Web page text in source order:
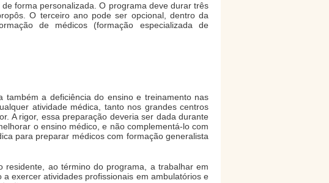
forma personalizada. O programa deve durar três
O terceiro ano pode ser opcional, dentro da
de médicos (formação especializada de
também a deficiência do ensino e treinamento nas
atividade médica, tanto nos grandes centros
A rigor, essa preparação deveria ser dada durante
o ensino médico, e não complementá-lo com
para preparar médicos com formação generalista
residente, ao término do programa, a trabalhar em
exercer atividades profissionais em ambulatórios e